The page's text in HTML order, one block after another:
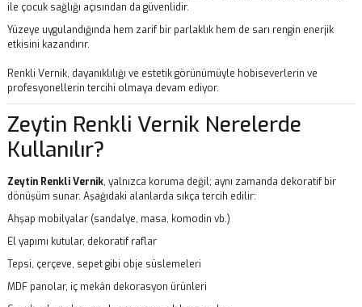
ile çocuk sağlığı açısından da güvenlidir.
Yüzeye uygulandığında hem zarif bir parlaklık hem de sarı rengin enerjik
etkisini kazandırır.
Renkli Vernik, dayanıklılığı ve estetik görünümüyle hobiseverlerin ve
profesyonellerin tercihi olmaya devam ediyor.
Zeytin Renkli Vernik Nerelerde
Kullanılır?
Zeytin Renkli Vernik, yalnızca koruma değil; aynı zamanda dekoratif bir
dönüşüm sunar. Aşağıdaki alanlarda sıkça tercih edilir:
Ahşap mobilyalar (sandalye, masa, komodin vb.)
El yapımı kutular, dekoratif raflar
Tepsi, çerçeve, sepet gibi obje süslemeleri
MDF panolar, iç mekân dekorasyon ürünleri